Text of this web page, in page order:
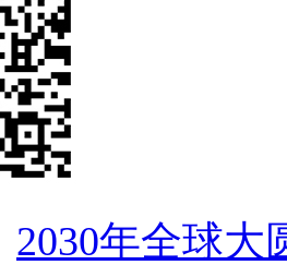
2030年全球大